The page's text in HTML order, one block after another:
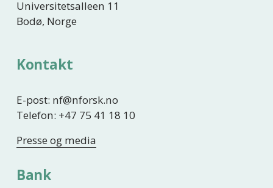
Universitetsalleen 11
Bodø, Norge
Kontakt
E-post: nf@nforsk.no
Telefon: +47 75 41 18 10
Presse og media
Bank